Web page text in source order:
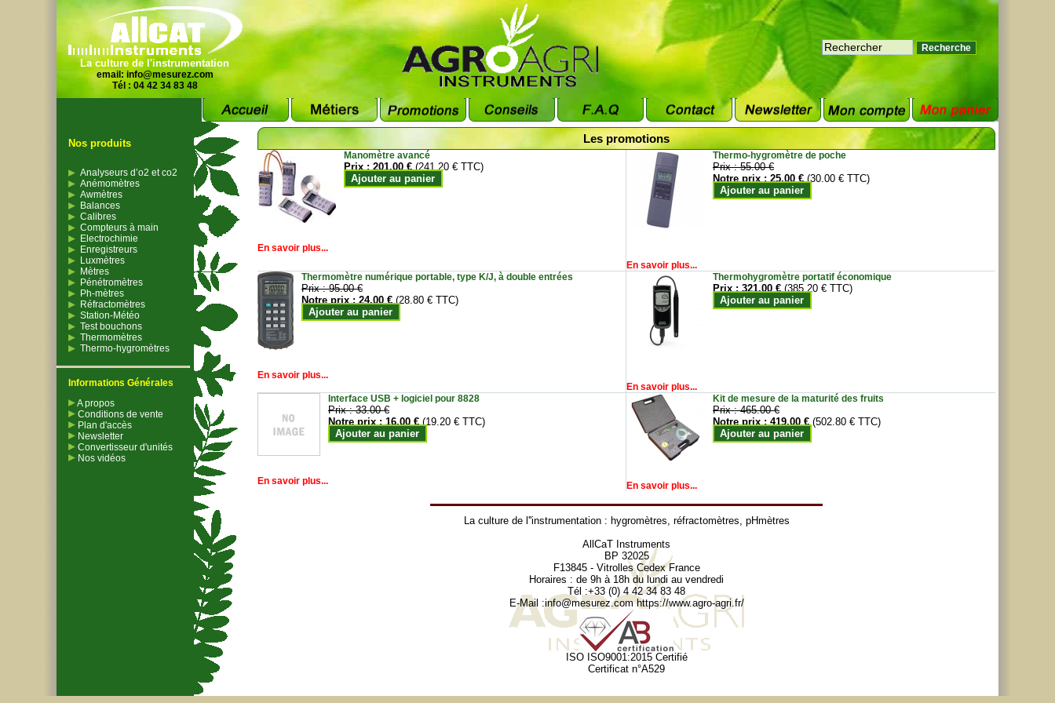
La culture de l'instrumentation
email: info@mesurez.com
Tél : 04 42 34 83 48
Nos produits
Analyseurs d’o2 et co2
Anémomètres
Awmètres
Balances
Calibres
Compteurs à main
Electrochimie
Enregistreurs
Luxmètres
Mètres
Pénétromètres
Ph-mètres
Réfractomètres
Station-Météo
Test bouchons
Thermomètres
Thermo-hygromètres
Informations Générales
A propos
Conditions de vente
Plan d'accès
Newsletter
Convertisseur d'unités
Nos vidéos
Les promotions
Manomètre avancé
Prix :201.00 € (241.20 € TTC)
Ajouter au panier
En savoir plus...
Thermo-hygromètre de poche
Prix :55.00 €
Notre prix :25.00 € (30.00 € TTC)
Ajouter au panier
En savoir plus...
Thermomètre numérique portable, type K/J, à double entrées
Prix :95.00 €
Notre prix :24.00 € (28.80 € TTC)
Ajouter au panier
En savoir plus...
Thermohygromètre portatif économique
Prix :321.00 € (385.20 € TTC)
Ajouter au panier
En savoir plus...
Interface USB + logiciel pour 8828
Prix :33.00 €
Notre prix :16.00 € (19.20 € TTC)
Ajouter au panier
En savoir plus...
Kit de mesure de la maturité des fruits
Prix :465.00 €
Notre prix :419.00 € (502.80 € TTC)
Ajouter au panier
En savoir plus...
La culture de l''instrumentation : hygromètres, réfractomètres, pHmètres
AllCaT Instruments
BP 32025
F13845 - Vitrolles Cedex France
Horaires : de 9h à 18h du lundi au vendredi
Tél :+33 (0) 4 42 34 83 48
E-Mail :info@mesurez.com https://www.agro-agri.fr/
ISO ISO9001:2015 Certifié
Certificat n°A529